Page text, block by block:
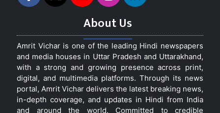
About Us
Amrit Vichar is one of the leading Hindi newspapers
and media houses in Uttar Pradesh and Uttarakhand,
with a strong and growing presence across print,
digital, and multimedia platforms. Through its news
portal, Amrit Vichar delivers the latest breaking news,
in-depth coverage, and updates in Hindi from India
and around the world. Committed to credible